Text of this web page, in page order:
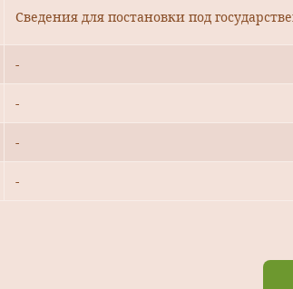
Сведения для постановки под
-
-
-
-